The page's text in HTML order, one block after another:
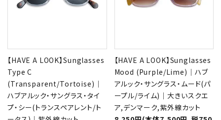
【HAVE A LOOK】Sunglasses
Type C
(Transparent/Tortoise)｜
ハブアルック・サングラス・タイ
プ・シー(トランスペアレント/ト
【HAVE A LOOK】Sunglasses
Mood (Purple/Lime)｜ハブ
アルック・サングラス・ムード(パ
ープル/ライム)｜大きいスクエ
ア,デンマーク,紫外線カット